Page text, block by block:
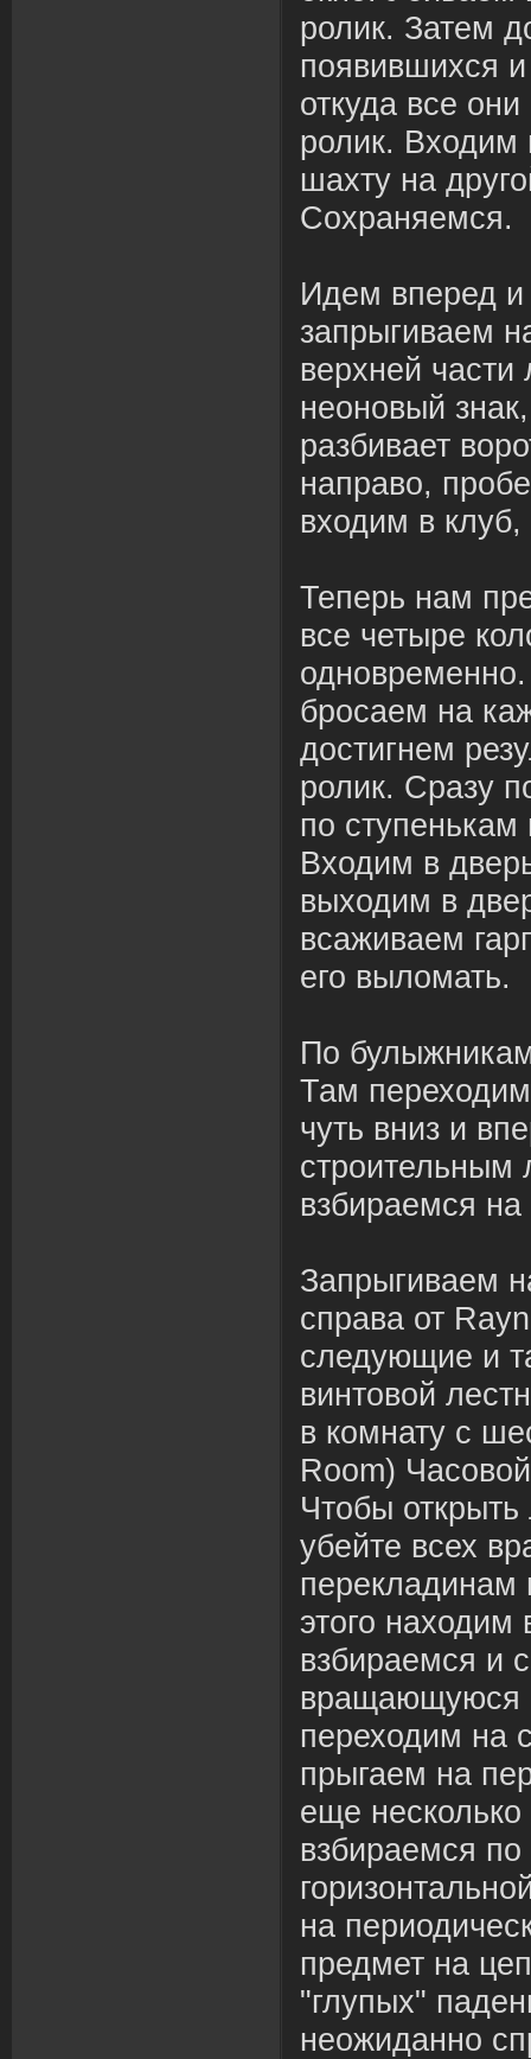
ролик. Затем
появившихся
откуда все
ролик. Входим
шахту на
Сохраняемся.
Идем вперед и
запрыгиваем
верхней
неоновый
разбивает
направо,
входим в
Теперь нам
все четыре
бросаем на
достигнем
ролик. Сразу
по
Входим в
выходим в
всаживаем
его выломать.
По
Там
чуть вниз и
строительным
взбираемся
Запрыгиваем
справа от
следующие и
винтовой
в комнату с
Room)
Чтобы открыть
убейте всех
этого находим
взбираемся и
вращающуюся
переходим на
прыгаем на
еще
взбираемся
на
предмет на
"глупых"
неожиданно